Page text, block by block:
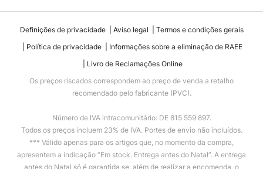
Definições de privacidade Aviso legal
Termos e condições gerais
Política de privacidade
Informações sobre a eliminação de RAEE
Livro de Reclamações Online
Os preços riscados correspondem ao preço de venda a retalho
recomendado pelo fabricante (PVC).
Número de IVA intracomunitário: DE 815 559 897.
Todos os preços incluem 23% de IVA. Portes de envio não incluídos.
*** Válido apenas para os artigos que, no momento da compra,
apresentem a indicação “Em stock. Entrega antes do Natal”. A entrega
antes do Natal só é garantida se, além de realizar a encomenda, o